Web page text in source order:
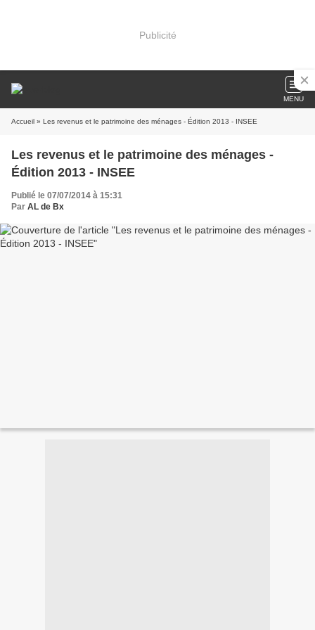
Publicité
MENU
Accueil » Les revenus et le patrimoine des ménages - Édition 2013 - INSEE
Les revenus et le patrimoine des ménages -
Édition 2013 - INSEE
Publié le 07/07/2014 à 15:31
Par AL de Bx